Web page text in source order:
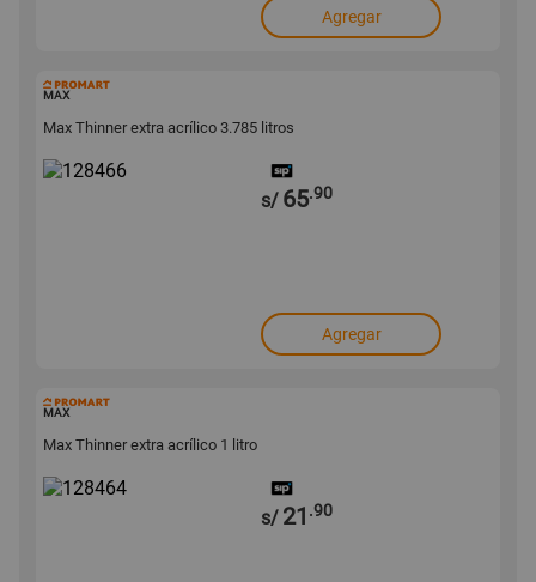
Agregar
MAX
Max Thinner extra acrílico 3.785 litros
s/ 65.90
Agregar
MAX
Max Thinner extra acrílico 1 litro
s/ 21 .90